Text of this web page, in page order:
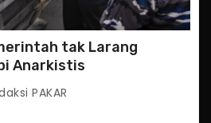
tak Larang
Anarkistis
PAKAR